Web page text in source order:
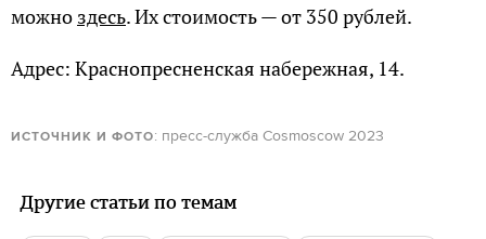
можно здесь. Их стоимость — от 350 рублей.
Адрес: Краснопресненская набережная, 14.
ИСТОЧНИК И ФОТО: пресс-служба Cosmoscow 2023
Другие статьи по темам